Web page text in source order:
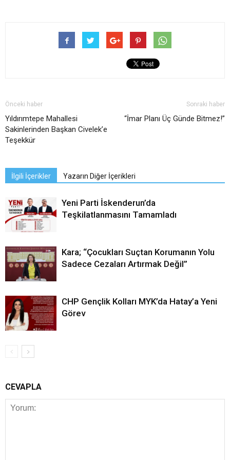
Önceki haber
Yıldırımtepe Mahallesi
Sakinlerinden Başkan Civelek’e
Teşekkür
Sonraki haber
“İmar Planı Üç Günde Bitmez!”
İlgili İçerikler Yazarın Diğer İçerikleri
Yeni Parti İskenderun’da
Teşkilatlanmasını Tamamladı
Kara; “Çocukları Suçtan Korumanın Yolu
Sadece Cezaları Artırmak Değil”
CHP Gençlik Kolları MYK’da Hatay’a Yeni
Görev
CEVAPLA